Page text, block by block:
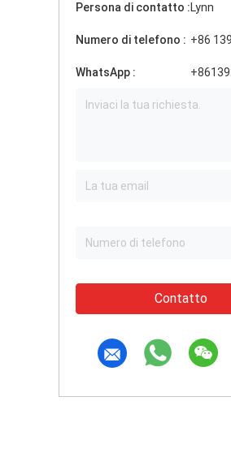
Persona di contatto :Lynn
Numero di telefono : +86
WhatsApp :
Contatto